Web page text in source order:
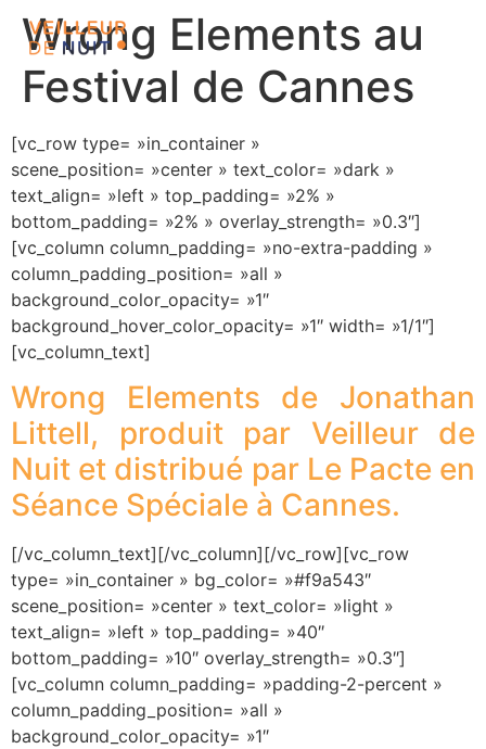
Wrong Elements au
Festival de Cannes
[vc_row type= »in_container »
scene_position= »center » text_color= »dark »
text_align= »left » top_padding= »2% »
bottom_padding= »2% » overlay_strength= »0.3″]
[vc_column column_padding= »no-extra-padding »
column_padding_position= »all »
background_color_opacity= »1″
background_hover_color_opacity= »1″ width= »1/1″]
[vc_column_text]
Wrong Elements de Jonathan
Littell, produit par Veilleur de
Nuit et distribué par Le Pacte en
Séance Spéciale à Cannes.
[/vc_column_text][/vc_column][/vc_row][vc_row
type= »in_container » bg_color= »#f9a543″
scene_position= »center » text_color= »light »
text_align= »left » top_padding= »40″
bottom_padding= »10″ overlay_strength= »0.3″]
[vc_column column_padding= »padding-2-percent »
column_padding_position= »all »
background_color_opacity= »1″